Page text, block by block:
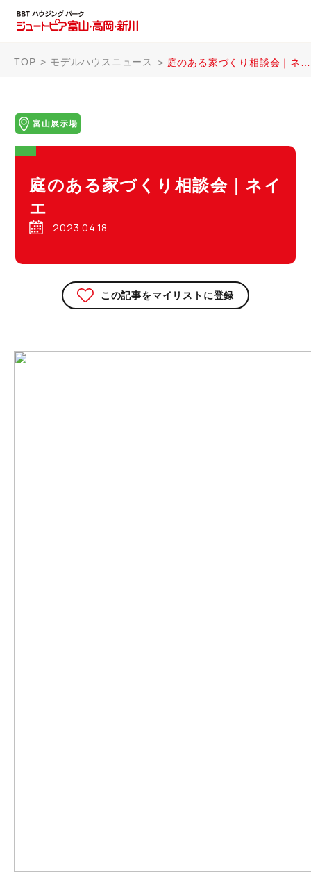
TOP モデルハウスニュース 庭のある家づくり相談会｜ネイエ
富山展示場
庭のある家づくり相談会｜ネイ
エ
2023.04.18
この記事をマイリストに登録